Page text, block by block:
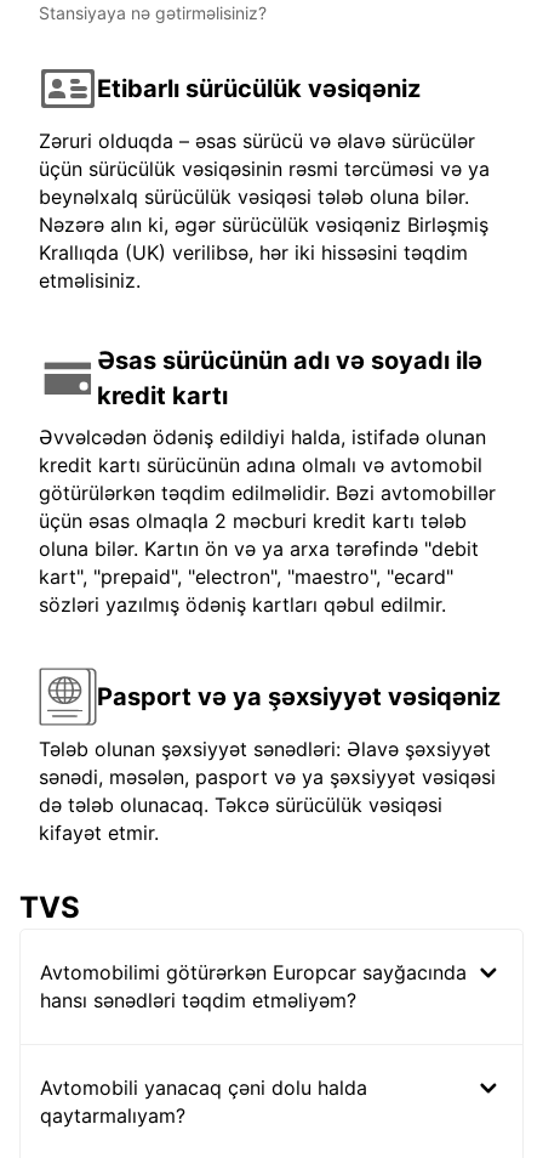
Stansiyaya nə gətirməlisiniz?
Etibarlı sürücülük vəsiqəniz
Zəruri olduqda – əsas sürücü və əlavə sürücülər
üçün sürücülük vəsiqəsinin rəsmi tərcüməsi və ya
beynəlxalq sürücülük vəsiqəsi tələb oluna bilər.
Nəzərə alın ki, əgər sürücülük vəsiqəniz Birləşmiş
Krallıqda (UK) verilibsə, hər iki hissəsini təqdim
etməlisiniz.
Əsas sürücünün adı və soyadı ilə
kredit kartı
Əvvəlcədən ödəniş edildiyi halda, istifadə olunan
kredit kartı sürücünün adına olmalı və avtomobil
götürülərkən təqdim edilməlidir. Bəzi avtomobillər
üçün əsas olmaqla 2 məcburi kredit kartı tələb
oluna bilər. Kartın ön və ya arxa tərəfində "debit
kart", "prepaid", "electron", "maestro", "ecard"
sözləri yazılmış ödəniş kartları qəbul edilmir.
Pasport və ya şəxsiyyət vəsiqəniz
Tələb olunan şəxsiyyət sənədləri: Əlavə şəxsiyyət
sənədi, məsələn, pasport və ya şəxsiyyət vəsiqəsi
də tələb olunacaq. Təkcə sürücülük vəsiqəsi
kifayət etmir.
TVS
Avtomobilimi götürərkən Europcar sayğacında
hansı sənədləri təqdim etməliyəm?
Avtomobili yanacaq çəni dolu halda
qaytarmalıyam?